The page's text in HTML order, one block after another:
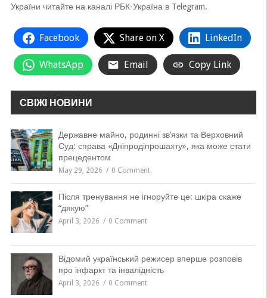
України читайте на каналі РБК-Україна в Telegram.
Facebook Share on X LinkedIn
WhatsApp Email Copy Link
СВІЖІ НОВИНИ
Державне майно, родинні зв’язки та Верховний
Суд: справа «Дніпродіпрошахту», яка може стати
прецедентом
May 29, 2026 0 Comment
Після тренування не ігноруйте це: шкіра скаже
“дякую”
April 3, 2026 0 Comment
Відомий український режисер вперше розповів
про інфаркт та інвалідність
April 3, 2026 0 Comment